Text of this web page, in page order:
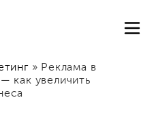
» Реклама в
как увеличить